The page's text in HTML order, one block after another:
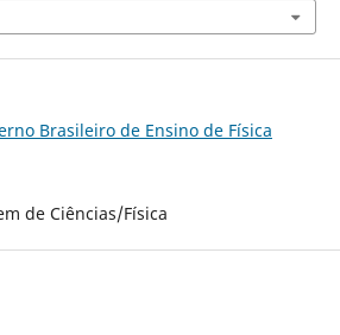
Brasileiro de Ensino de Física
de Ciências/Física